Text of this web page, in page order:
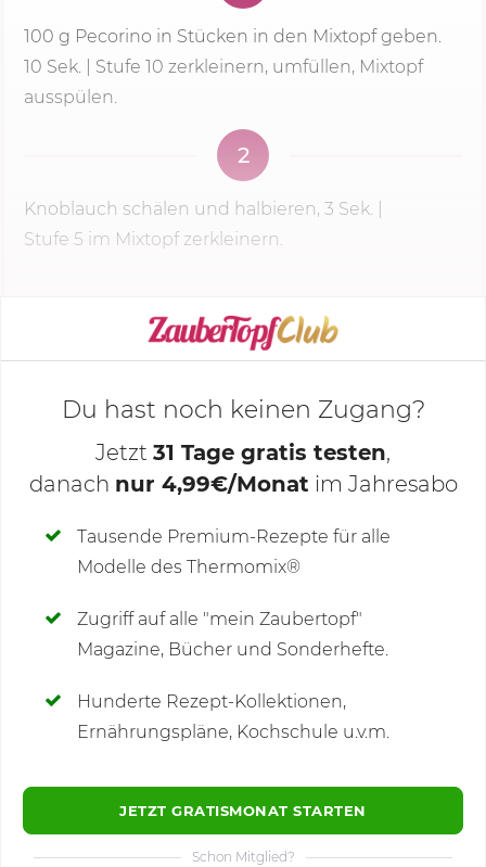
100 g Pecorino in Stücken in den Mixtopf geben.
10 Sek.
| Stufe 10 zerkleinern, umfüllen, Mixtopf
ausspülen.
2
Knoblauch schälen und halbieren, 3 Sek.
Stufe 5 im Mixtopf zerkleinern.
KOCHMODUS STARTEN
Deine Notizen
Du hast noch keinen Zugang?
Jetzt 31 Tage gratis testen,
danach nur 4,99€/Monat im Jahresabo
Tausende Premium-Rezepte für alle
Modelle des Thermomix®
Zugriff auf alle "mein Zaubertopf"
Magazine, Bücher und Sonderhefte.
Hunderte Rezept-Kollektionen,
Ernährungspläne, Kochschule u.v.m.
JETZT GRATISMONAT STARTEN
Schon Mitglied?
Kommentare